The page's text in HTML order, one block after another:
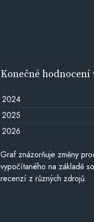
Konečné hodnocení
2024
2025
2026
Graf znázorňuje změny
vypočítaného na základě
recenzí z různých zdrojů.